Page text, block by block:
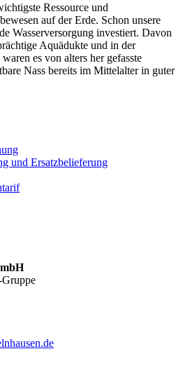
Ressource und
auf der Erde. Schon unsere
Wasserversorgung investiert. Davon
Aquädukte und in der
es von alters her gefasste
Nass bereits im Mittelalter in guter
und Ersatzbelieferung